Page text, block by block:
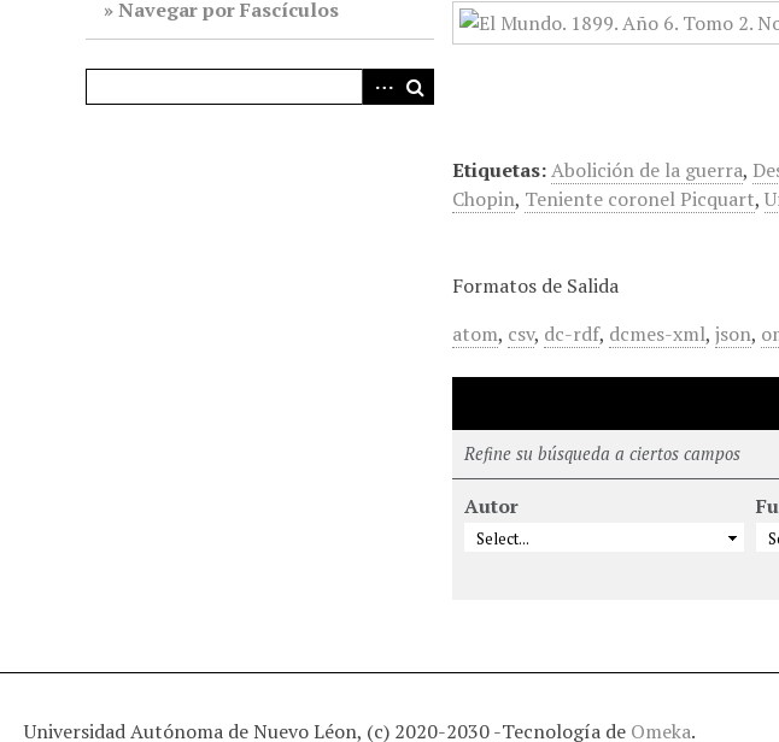
Navegar por Fascículos
Etiquetas:Abolición de la guerra,
Chopin, Teniente coronel Picquart,
Formatos de Salida
atom, csv, dc-rdf, dcmes-xml,json,
Refine su búsqueda a ciertos campos
Autor
Universidad Autónoma de Nuevo Léon, (c) 2020-2030 -Tecnología de Omeka.